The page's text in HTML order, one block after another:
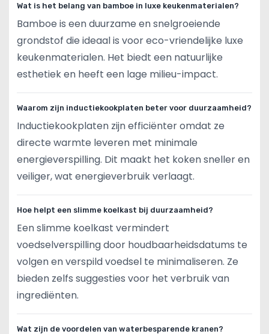
Wat is het belang van bamboe in luxe keukenmaterialen?
Bamboe is een duurzame en snelgroeiende
grondstof die ideaal is voor eco-vriendelijke luxe
keukenmaterialen. Het biedt een natuurlijke
esthetiek en heeft een lage milieu-impact.
Waarom zijn inductiekookplaten beter voor duurzaamheid?
Inductiekookplaten zijn efficiënter omdat ze
directe warmte leveren met minimale
energieverspilling. Dit maakt het koken sneller en
veiliger, wat energieverbruik verlaagt.
Hoe helpt een slimme koelkast bij duurzaamheid?
Een slimme koelkast vermindert
voedselverspilling door houdbaarheidsdatums te
volgen en verspild voedsel te minimaliseren. Ze
bieden zelfs suggesties voor het verbruik van
ingrediënten.
Wat zijn de voordelen van waterbesparende kranen?